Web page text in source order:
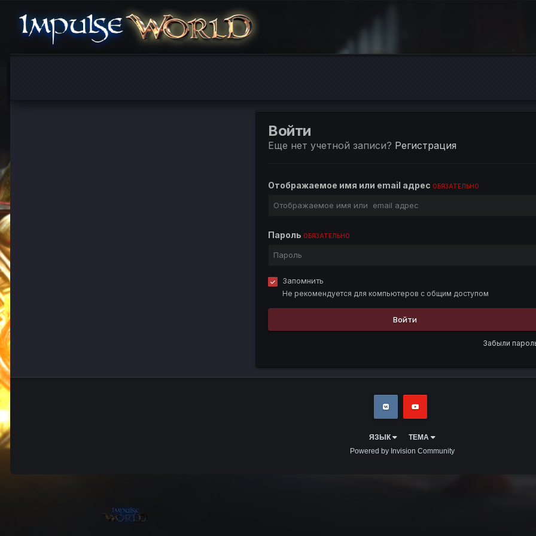
Войти
Еще нет учетной записи? Регистрация
Отображаемое имя или email адрес ОБЯЗАТЕЛЬНО
Пароль ОБЯЗАТЕЛЬНО
Запомнить
Не рекомендуется для компьютеров с общим доступом
Войти
Забыли
ЯЗЫК
ТЕМА
Powered by Invision Community